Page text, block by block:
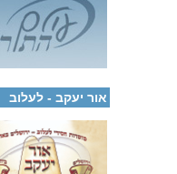
ישיבות-ישיבה גדולה
אור יעקב - לעלוב